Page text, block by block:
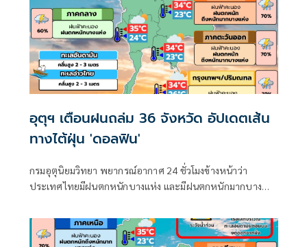
อุตุฯ เตือนฝนถล่ม 36 จังหวัด อัปเดตเส้น
ทางไต้ฝุ่น 'ดอลฟิน'
กรมอุตุนิยมวิทยา พยากรณ์อากาศ 24 ชั่วโมงข้างหน้าว่า
ประเทศไทยมีฝนตกหนักบางแห่ง และมีฝนตกหนักมากบาง